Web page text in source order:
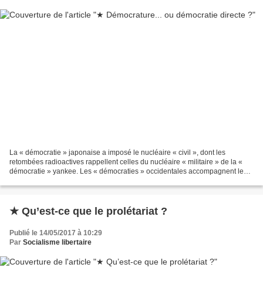
La « démocratie » japonaise a imposé le nucléaire « civil », dont les
retombées radioactives rappellent celles du nucléaire « militaire » de la «
démocratie » yankee. Les « démocraties » occidentales accompagnent les
★ Qu’est-ce que le prolétariat ?
Publié le 14/05/2017 à 10:29
Par Socialisme libertaire